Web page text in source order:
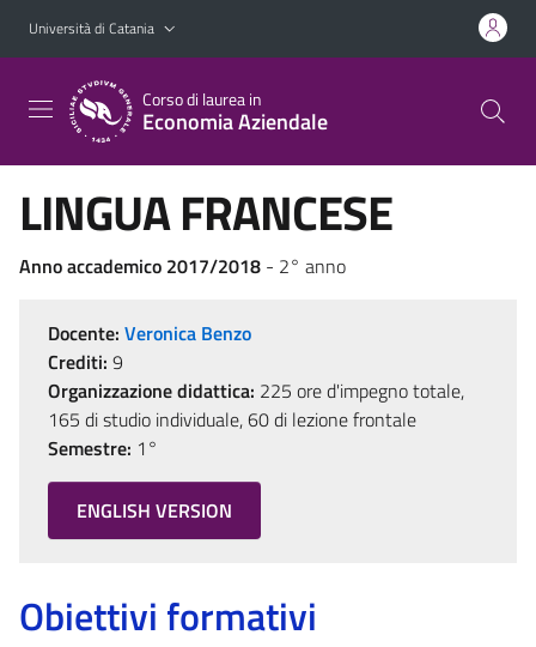
Vai al contenuto principale
Vai al menu di navigazione
Università di Catania
Corso di laurea in
Economia Aziendale
LINGUA FRANCESE
Anno accademico 2017/2018 - 2° anno
Docente: Veronica Benzo
Crediti: 9
Organizzazione didattica: 225 ore d'impegno totale,
165 di studio individuale, 60 di lezione frontale
Semestre: 1°
ENGLISH VERSION
Obiettivi formativi